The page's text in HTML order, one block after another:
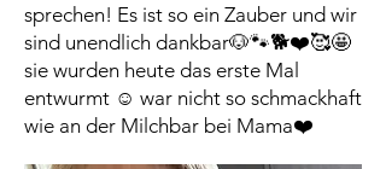
sprechen! Es ist so ein Zauber und wir
sind unendlich dankbar🐶🐾🐕❤️🥰🤩
sie wurden heute das erste Mal
entwurmt ☺️ war nicht so schmackhaft
wie an der Milchbar bei Mama❤️